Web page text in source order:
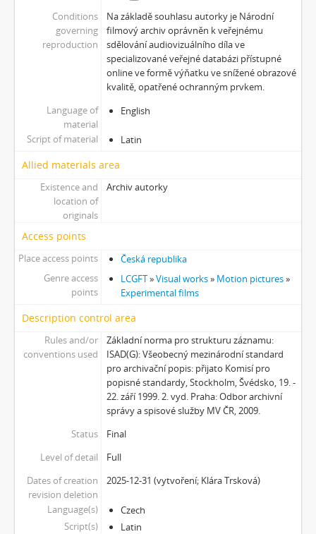
Conditions
governing
reproduction
Na základě souhlasu autorky je Národní
filmový archiv oprávněn k veřejnému
sdělování audiovizuálního díla ve
specializované veřejné databázi přístupné
online ve formě výňatku ve snížené obrazové
kvalitě, opatřené ochranným prvkem.
Language of
material
English
Script of material Latin
Allied materials area
Existence and
location of
originals
Archiv autorky
Access points
Place access points
Česká republika
Genre access
points
LCGFT»Visual works» Motion pictures»
Experimental films
Description control area
Rules and/or
conventions used
Základní norma pro strukturu záznamu:
ISAD(G): Všeobecný mezinárodní standard
pro archivační popis: přijato Komisí pro
popisné standardy, Stockholm, Švédsko, 19. -
22. září 1999. 2. vyd. Praha: Odbor archivní
správy a spisové služby MV ČR, 2009.
Status
Final
Level of detail
Full
Dates of creation
revision deletion
2025-12-31 (vytvoření; Klára Trsková)
Language(s)
Czech
Script(s)
Latin